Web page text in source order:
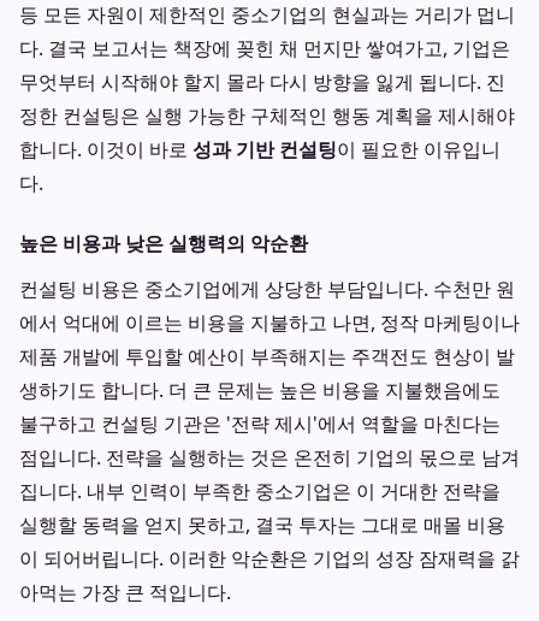
등 모든 자원이 제한적인 중소기업의 현실과는 거리가 멉니
다. 결국 보고서는 책장에 꽂힌 채 먼지만 쌓여가고, 기업은
무엇부터 시작해야 할지 몰라 다시 방향을 잃게 됩니다. 진
정한 컨설팅은 실행 가능한 구체적인 행동 계획을 제시해야
합니다. 이것이 바로 성과 기반 컨설팅이 필요한 이유입니
다.
높은 비용과 낮은 실행력의 악순환
컨설팅 비용은 중소기업에게 상당한 부담입니다. 수천만 원
에서 억대에 이르는 비용을 지불하고 나면, 정작 마케팅이나
제품 개발에 투입할 예산이 부족해지는 주객전도 현상이 발
생하기도 합니다. 더 큰 문제는 높은 비용을 지불했음에도
불구하고 컨설팅 기관은 '전략 제시'에서 역할을 마친다는
점입니다. 전략을 실행하는 것은 온전히 기업의 몫으로 남겨
집니다. 내부 인력이 부족한 중소기업은 이 거대한 전략을
실행할 동력을 얻지 못하고, 결국 투자는 그대로 매몰 비용
이 되어버립니다. 이러한 악순환은 기업의 성장 잠재력을 갉
아먹는 가장 큰 적입니다.